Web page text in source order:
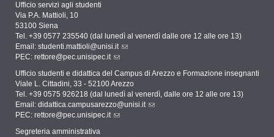
Ufficio servizi agli studenti
Via P.A. Mattioli, 10
53100 Siena
Tel. +39 0577 235540 (dal lunedì al venerdì dalle ore 12 alle ore 13)
Email: studenti.mattioli@unisi.it
PEC: rettore@pec.unisipec.it
Ufficio studenti e didattica del Campus di Arezzo e Formazione insegnanti
Viale L. Cittadini, 33 - 52100 Arezzo
Tel. +39 0575 926218 (dal lunedì al venerdì, dalle ore 12 alle ore 13)
Email: didattica.campusarezzo@unisi.it
PEC: rettore@pec.unisipec.it
Segreteria amministrativa